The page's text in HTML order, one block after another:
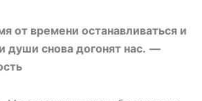
от времени останавливаться и
души снова догонят нас. —